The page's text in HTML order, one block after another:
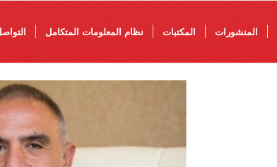
المنشورات المكتبات نظام المعلومات المتكامل